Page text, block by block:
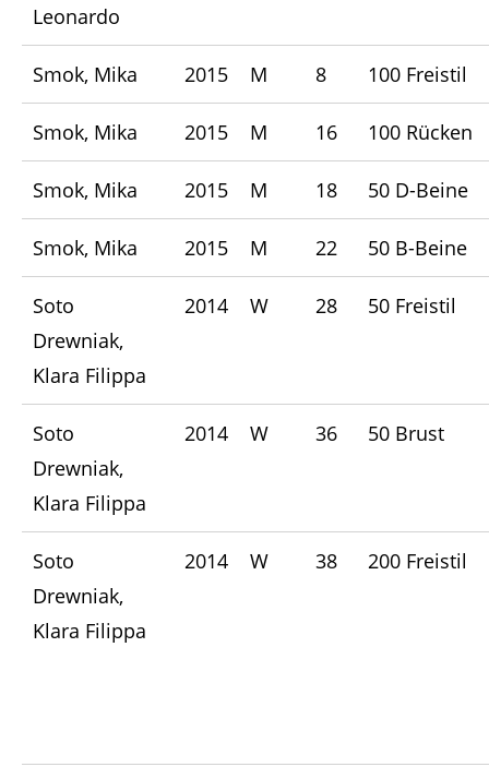
Leonardo
Smok, Mika 2015 M 8 100 Freistil
Smok, Mika 2015 M 16 100 Rücken
Smok, Mika 2015 M 18 50 D-Beine
Smok, Mika 2015 M 22 50 B-Beine
Soto
Drewniak,
Klara Filippa
2014 W 28 50 Freistil
Soto
Drewniak,
Klara Filippa
2014 W 36 50 Brust
Soto
Drewniak,
Klara Filippa
2014 W 38 200 Freistil